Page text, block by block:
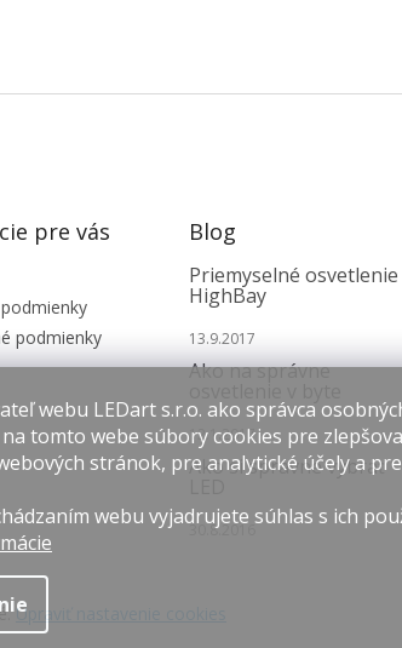
webu LEDart s.r.o. ako správca
tomto webe súbory cookies pre
stránok, pre analytické účely a
webu vyjadrujete súhlas s ich
pre vás
podmienky
Blog
Priemyselné osvetlenie
HighBay
13.9.2017
Ako na správne
12.1.2017
Ako si správne vybrať
30.8.2016
Upraviť nastavenie cookies